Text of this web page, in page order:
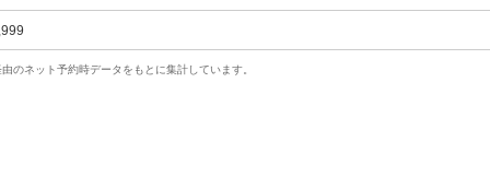
ネット予約時データをもとに集計しています。